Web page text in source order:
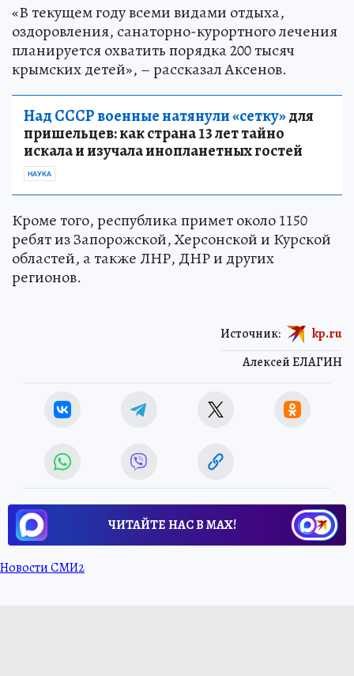
«В текущем году всеми видами отдыха,
оздоровления, санаторно-курортного лечения
планируется охватить порядка 200 тысяч
крымских детей», – рассказал Аксенов.
Над СССР военные натянули «сетку»для
пришельцев: как страна 13 лет тайно
искала и изучала инопланетных гостей
НАУКА
Кроме того, республика примет около 1150
ребят из Запорожской, Херсонской и Курской
областей, а также ЛНР, ДНР и других
регионов.
Алексей ЕЛАГИН
Источник: kp.ru
ЧИТАЙТЕ НАС В МАХ!
Новости СМИ2